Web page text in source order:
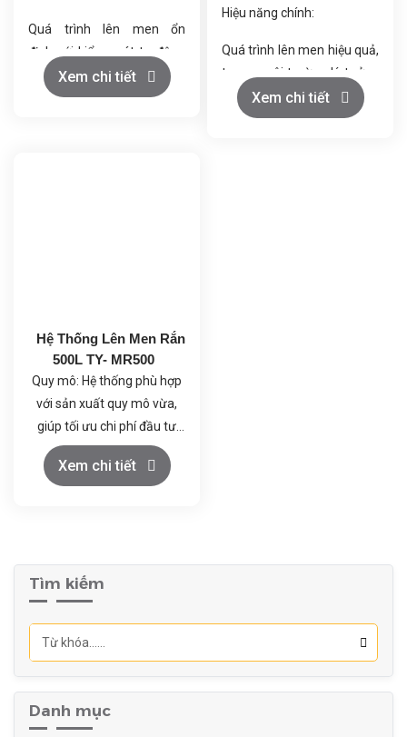
Quá trình lên men ổn
định với kiểm soát tự động
các yếu tố như nhiệt độ, pH,
DO, và khí cấp liệu.
Khả năng ghi nhận và phân
quá trình và nâng cao hiệu
Xem chi tiết
Hiệu năng chính:
Quá trình lên men hiệu quả,
tạo ra môi trường lý tưởng
cho vi sinh vật phát triển.
Điều kiện nhiệt độ và áp
Xem chi tiết
Hệ Thống Lên Men Rắn
500L TY- MR500
Quy mô: Hệ thống phù hợp
với sản xuất quy mô vừa,
giúp tối ưu chi phí đầu tư
ban đầu.
Tối ưu hóa quá trình lên
men: Hệ thống giúp tối ưu
thống cho phép kiểm soát
chính xác các thông số lên
sản phẩm ổn định.
Xem chi tiết
Tìm kiếm
Danh mục